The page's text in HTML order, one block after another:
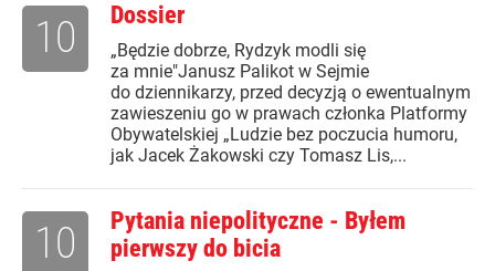
Dossier
„Będzie dobrze, Rydzyk modli się
za mnie"Janusz Palikot w Sejmie
do dziennikarzy, przed decyzją o ewentualnym
zawieszeniu go w prawach członka Platformy
Obywatelskiej „Ludzie bez poczucia humoru,
jak Jacek Żakowski czy Tomasz Lis,...
10
Pytania niepolityczne - Byłem
pierwszy do bicia
10